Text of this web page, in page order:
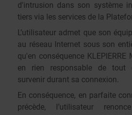
d'intrusion dans son système
tiers via les services de la
L’utilisateur admet que son
au réseau Internet sous son
qu'en conséquence KLEPIERRE
en rien responsable de tout
survenir durant sa connexion.
En conséquence, en parfaite
précède, l’utilisateur